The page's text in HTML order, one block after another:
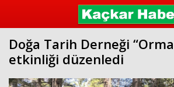
Doğa Tarih Derneği
etkinliği düzenledi